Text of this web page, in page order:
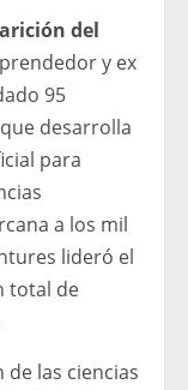
del
y ex
95
desarrolla
para
a los mil
lideró el
total de
de las ciencias